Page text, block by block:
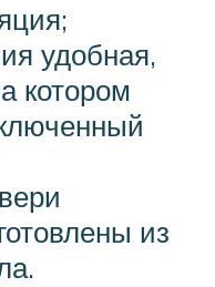
удобная,
котором
из